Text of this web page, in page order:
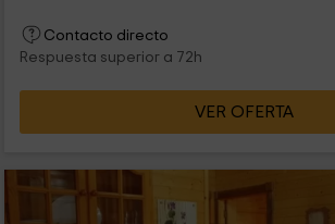
comparten varias zonas como es el casco
espacios de barbacoa.
Contacto directo
Respuesta superior a 72h
VER OFERTA